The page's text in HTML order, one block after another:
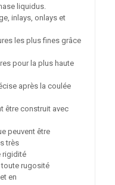
liquidus.
inlays, onlays et
les plus fines grâce
pour la plus haute
après la coulée
être construit avec
peuvent être
très
rigidité
toute rugosité
en